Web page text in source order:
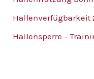
a
c
Hallenverfügbarkeit
Hallensperre –